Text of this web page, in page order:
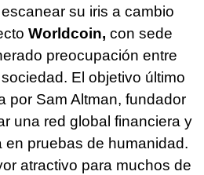
su iris a cambio
Worldcoin, con sede
preocupación entre
El objetivo último
por Sam Altman, fundador
una red global financiera y
pruebas de humanidad.
atractivo para muchos de